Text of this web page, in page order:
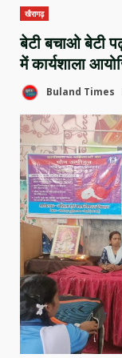
खैरागढ़
बेटी बचाओ बेटी
में कार्यशाला
Buland Times